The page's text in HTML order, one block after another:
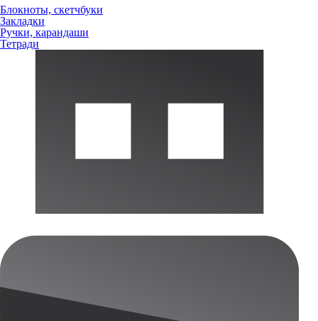
Блокноты, скетчбуки
Закладки
Ручки, карандаши
Тетради